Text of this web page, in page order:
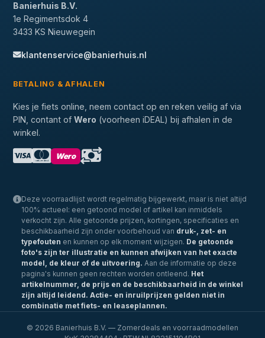
Banierhuis B.V.
1e Regimentsdok 4
3433 KS Nieuwegein
klantenservice@banierhuis.nl
BETALING & AFHALEN
Kies je fiets online, neem contact op en reken veilig af via
PIN, contant of Wero (voorheen iDEAL) bij afhalen in de
winkel.
Wero
Deze voorraadlijst wordt regelmatig bijgewerkt, maar is niet altijd
100% actueel: een getoond model of artikel kan inmiddels
verkocht zijn. Alle getoonde prijzen, kortingen, specificaties en
beschikbaarheid zijn onder voorbehoud van druk-, zet- en
typefouten en kunnen op elk moment wijzigen. De getoonde
foto's zijn ter illustratie en kunnen afwijken van het exacte
model, de kleur of de uitvoering. Aan de informatie op deze
pagina's kunnen geen rechten worden ontleend. Het
artikelnummer, de prijs en de beschikbaarheid in de winkel
zijn altijd leidend. Actie- en inruilprijzen gelden niet in
combinatie met fiets- en leaseplannen.
© 2026 Banierhuis B.V. — Zomerdeals en voorraadmodellen